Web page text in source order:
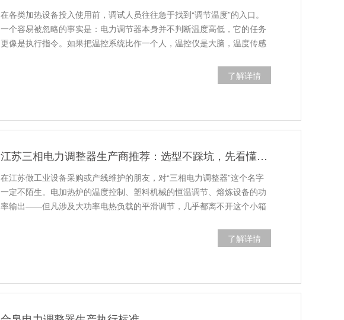
在各类加热设备投入使用前，调试人员往往急于找到“调节温度”的入口。
一个容易被忽略的事实是：电力调节器本身并不判断温度高低，它的任务
更像是执行指令。如果把温控系统比作一个人，温控仪是大脑，温度传感
了解详情
江苏三相电力调整器生产商推荐：选型不踩坑，先看懂这几点
在江苏做工业设备采购或产线维护的朋友，对“三相电力调整器”这个名字
一定不陌生。电加热炉的温度控制、塑料机械的恒温调节、熔炼设备的功
率输出——但凡涉及大功率电热负载的平滑调节，几乎都离不开这个小箱
了解详情